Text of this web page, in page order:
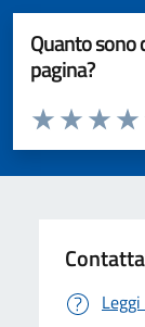
Quanto sono
pagina?
Valuta da 1 a 5
Valuta
Valuta 2
Valuta 1 stelle